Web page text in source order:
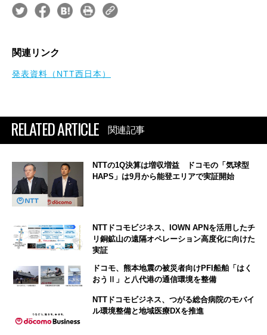
関連リンク
発表資料（NTT西日本）
RELATED ARTICLE 関連記事
NTTの1Q決算は増収増益 ドコモの「気球型
HAPS」は9月から能登エリアで実証開始
NTTドコモビジネス、IOWN APNを活用したチ
リ銅鉱山の遠隔オペレーション高度化に向けた
実証
ドコモ、熊本地震の被災者向けPFI船舶「はく
おうⅡ」と八代港の通信環境を整備
NTTドコモビジネス、つがる総合病院のモバイ
ル環境整備と地域医療DXを推進